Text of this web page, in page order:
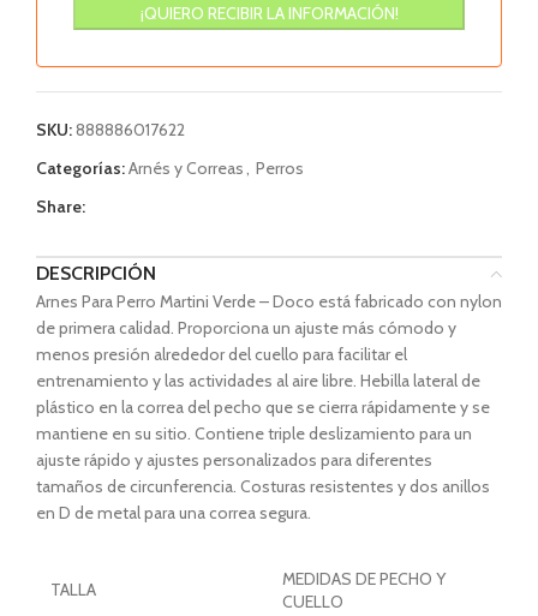
SKU:888886017622
Categorías:Arnés y Correas, Perros
Share:
DESCRIPCIÓN
Arnes Para Perro Martini Verde – Doco está fabricado con nylon
de primera calidad. Proporciona un ajuste más cómodo y
menos presión alrededor del cuello para facilitar el
entrenamiento y las actividades al aire libre. Hebilla lateral de
plástico en la correa del pecho que se cierra rápidamente y se
mantiene en su sitio. Contiene triple deslizamiento para un
ajuste rápido y ajustes personalizados para diferentes
tamaños de circunferencia. Costuras resistentes y dos anillos
en D de metal para una correa segura.
TALLA
MEDIDAS DE PECHO Y
CUELLO